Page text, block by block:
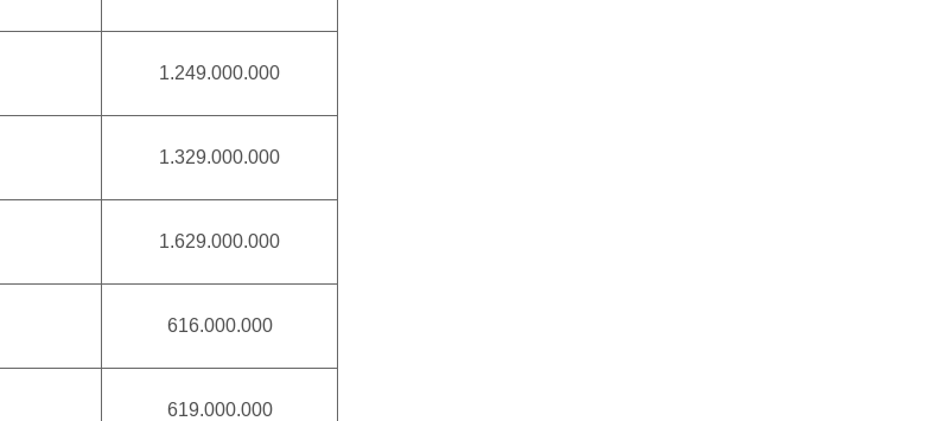
1.249.000.000
1.329.000.000
1.629.000.000
616.000.000
619.000.000